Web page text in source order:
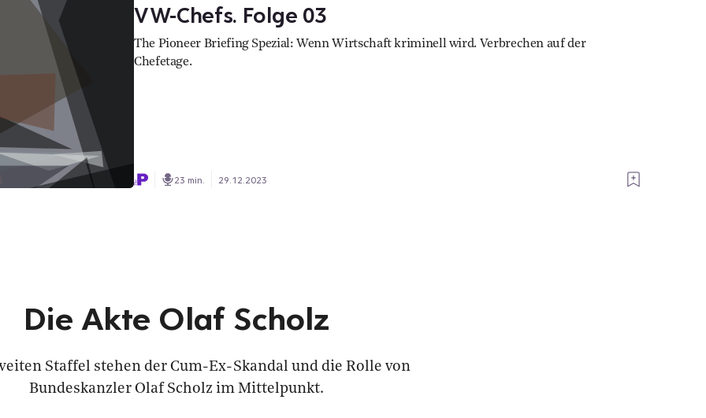
VW-Chefs. Folge 03
The Pioneer Briefing Spezial: Wenn Wirtschaft kriminell wird. Verbrechen auf der
Chefetage.
23 min. 29.12.2023
Die Akte Olaf Scholz
Staffel stehen der Cum-Ex-Skandal und die Rolle von
Bundeskanzler Olaf Scholz im Mittelpunkt.